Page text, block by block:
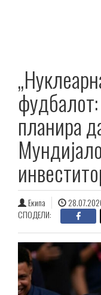
планира
Екипа
СПОДЕЛИ: